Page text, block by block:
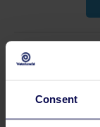
Consent